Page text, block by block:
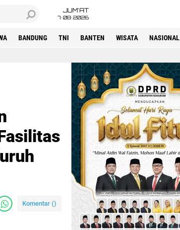
JUM'AT
7•08•2026
BANDUNG TNI BANTEN WISATA NASIONAL
Komentar ()